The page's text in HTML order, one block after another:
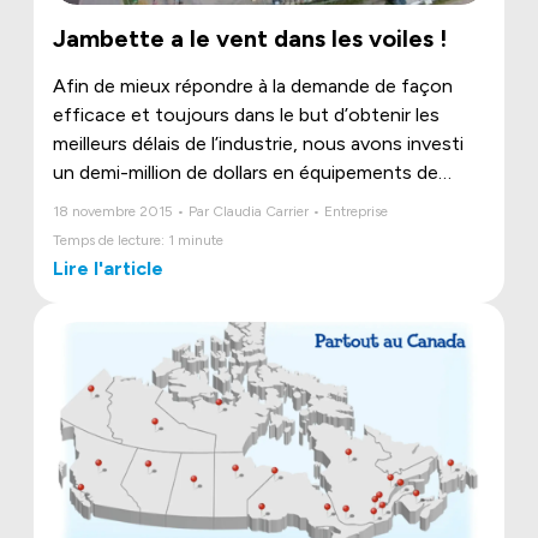
Jambette a le vent dans les voiles !
Afin de mieux répondre à la demande de façon
efficace et toujours dans le but d’obtenir les
meilleurs délais de l’industrie, nous avons investi
un demi-million de dollars en équipements de
18 novembre 2015 • Par Claudia Carrier • Entreprise
Temps de lecture: 1 minute
Lire l'article